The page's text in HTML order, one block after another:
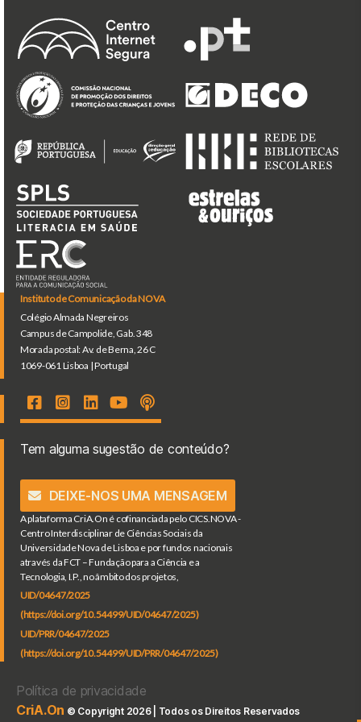
Instituto de Comunicação da NOVA
Colégio Almada Negreiros
Campus de Campolide, Gab. 348
Morada postal: Av. de Berna, 26 C
1069-061 Lisboa | Portugal
Tem alguma sugestão de conteúdo?
DEIXE-NOS UMA MENSAGEM
A plataforma CriA.On é cofinanciada pelo CICS.NOVA -
Centro Interdisciplinar de Ciências Sociais da
Universidade Nova de Lisboa e por fundos nacionais
através da FCT – Fundação para a Ciência e a
Tecnologia, I.P., no âmbito dos projetos,
UID/04647/2025
(https://doi.org/10.54499/UID/04647/2025)
UID/PRR/04647/2025
(https://doi.org/10.54499/UID/PRR/04647/2025)
Política de privacidade
CriA.On © Copyright 2026 | Todos os Direitos Reservados